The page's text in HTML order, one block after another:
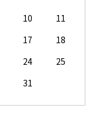
10
11
17
18
24
25
31